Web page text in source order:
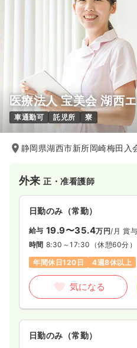
医療法人 宝美会 湖西
車通勤可 託児所 寮
静岡県湖西市新所岡崎梅田入
外来正・准看護師
日勤のみ（常勤）
給与 19.9〜35.4万円/月 賞
時間 8:30～17:30 （休憩60分）
年間休日120日
4週8休以上
気になる
日勤のみ（常勤）